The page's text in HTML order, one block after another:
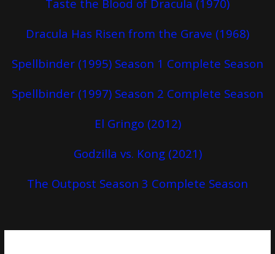
Taste the Blood of Dracula (1970)
Dracula Has Risen from the Grave (1968)
Spellbinder (1995) Season 1 Complete Season
Spellbinder (1997) Season 2 Complete Season
El Gringo (2012)
Godzilla vs. Kong (2021)
The Outpost Season 3 Complete Season